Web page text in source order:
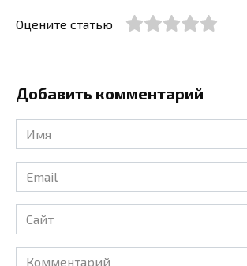
Оцените статью
Добавить комментарий
Имя
*
Email
*
Сайт
Комментарий